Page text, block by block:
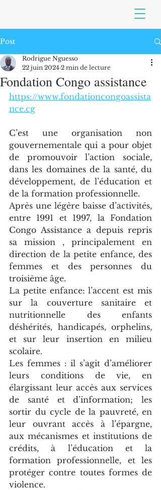
Post
Fondation Congo assistance
Rodrigue Nguesso
22 juin 2024 2 min de lecture
https://www.fondationcongoassista
nce.cg
C’est une organisation non
gouvernementale qui a pour objet
de promouvoir l’action sociale,
dans les domaines de la santé, du
développement, de l’éducation et
de la formation professionnelle.
Après une légère baisse d’activités,
entre 1991 et 1997, la Fondation
Congo Assistance a depuis repris
sa mission , principalement en
direction de la petite enfance, des
femmes et des personnes du
troisième âge.
La petite enfance: l’accent est mis
sur la couverture sanitaire et
nutritionnelle des enfants
déshérités, handicapés, orphelins,
et sur leur insertion en milieu
scolaire.
Les femmes : il s’agit d’améliorer
leurs conditions de vie, en
élargissant leur accès aux services
de santé et d’information; les
sortir du cycle de la pauvreté, en
leur ouvrant accès à l’épargne,
aux mécanismes et institutions de
crédits, à l’éducation et la
formation professionnelle, et les
protéger contre toutes formes de
violence.